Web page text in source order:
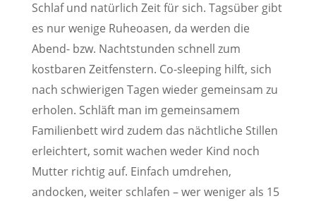
Schlaf und natürlich Zeit für sich. Tagsüber gibt
es nur wenige Ruheoasen, da werden die
Abend- bzw. Nachtstunden schnell zum
kostbaren Zeitfenstern. Co-sleeping hilft, sich
nach schwierigen Tagen wieder gemeinsam zu
erholen. Schläft man im gemeinsamem
Familienbett wird zudem das nächtliche Stillen
erleichtert, somit wachen weder Kind noch
Mutter richtig auf. Einfach umdrehen,
andocken, weiter schlafen – wer weniger als 15